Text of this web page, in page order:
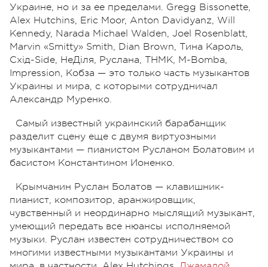
Украине, но и за ее пределами. Gregg Bissonette,
Alex Hutchins, Eriс Moor, Anton Davidyanz, Will
Kennedy, Narada Michael Walden, Joel Rosenblatt,
Marvin «Smitty» Smith, Dian Brown, Тина Кароль,
Схід-Side, НеДіля, Руслана, ТНМК, M-Bomba,
Impression, Кобза — это только часть музыкантов
Украины и мира, с которыми сотрудничал
Александр Муренко.
Самый известный украинский барабанщик
разделит сцену еще с двумя виртуозными
музыкантами — пианистом Русланом Болатовим и
басистом Константином Ионенко.
Крымчанин Руслан Болатов — клавишник-
пианист, композитор, аранжировщик,
чувственный и неординарно мыслящий музыкант,
умеющий передать все нюансы исполняемой
музыки. Руслан известен сотрудничеством со
многими известными музыкантами Украины и